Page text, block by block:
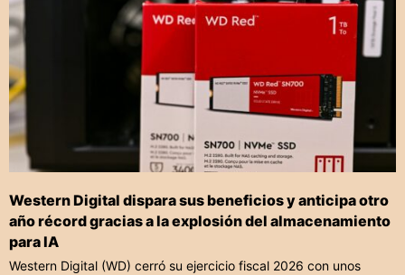
Western Digital dispara sus beneficios y anticipa otro
año récord gracias a la explosión del almacenamiento
para IA
Western Digital (WD) cerró su ejercicio fiscal 2026 con unos